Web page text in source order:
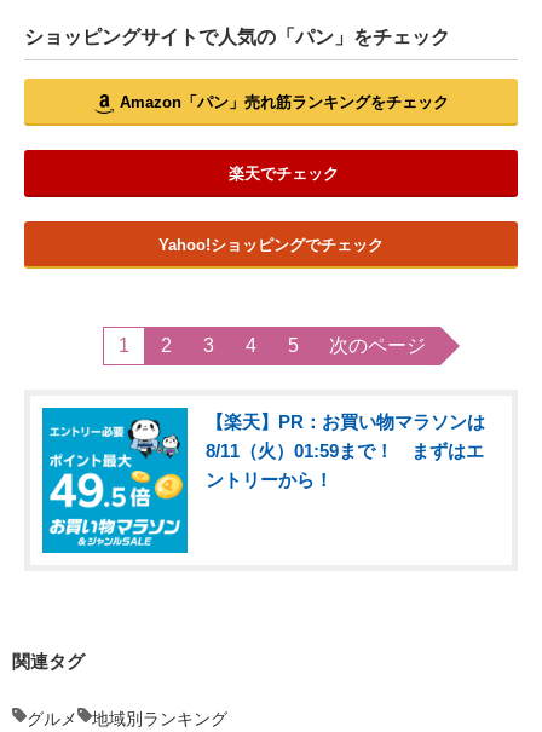
ショッピングサイトで人気の「パン」をチェック
Amazon「パン」売れ筋ランキングをチェック
楽天でチェック
Yahoo!ショッピングでチェック
1 2 3 4 5 次のページ
【楽天】PR：お買い物マラソンは
8/11（火）01:59まで！ まずはエ
ントリーから！
関連タグ
グルメ 地域別ランキング